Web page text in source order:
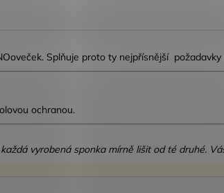
Splňuje proto ty nejpřísnější
ochranou.
vyrobená sponka mírně lišit od té druhé.